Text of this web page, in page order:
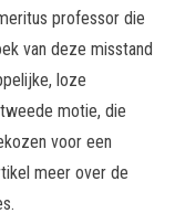
professor die
van deze misstand
loze
motie, die
voor een
meer over de